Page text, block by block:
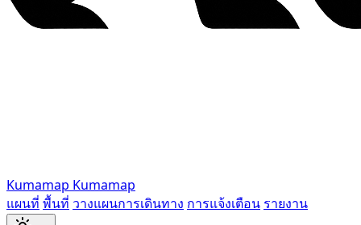
Kumamap Kumamap
แผนที่ พื้นที่ วางแผนการเดินทาง การแจ้งเตือน รายงาน